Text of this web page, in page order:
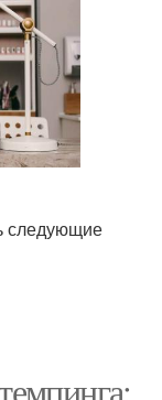
следующие